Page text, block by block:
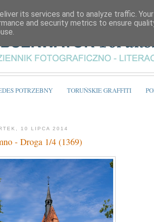
POTRZEBNY TORUŃSKIE GRAFFITI
10 LIPCA 2014
- Droga 1/4 (1369)
its services and to analyze traffic.
and security metrics to ensure